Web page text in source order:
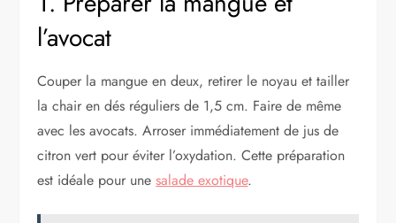
l’avocat
Couper la mangue en deux, retirer le noyau et tailler
la chair en dés réguliers de 1,5 cm. Faire de même
avec les avocats. Arroser immédiatement de jus de
citron vert pour éviter l’oxydation. Cette préparation
est idéale pour unesalade exotique.